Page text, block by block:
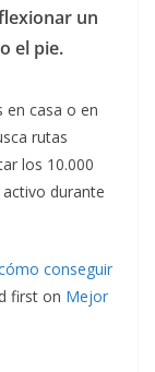
un
el pie.
en casa o en
rutas
los 10.000
durante
conseguir
first on Mejor